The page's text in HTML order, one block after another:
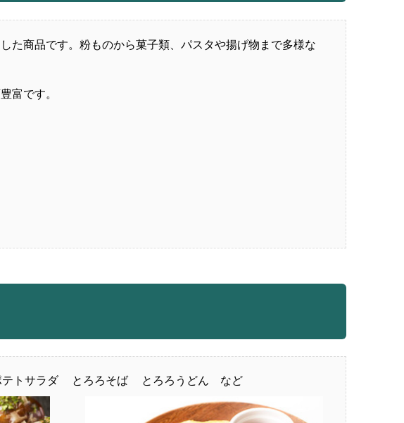
た商品です。粉ものから菓子類、パスタや揚げ物まで多様な
富です。
トサラダ とろろそば とろろうどん など